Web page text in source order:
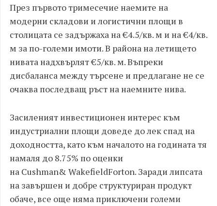
През първото тримесечие наемите на
модерни складови и логистични площи в
столицата се задържаха на €4.5/кв. м и на €4/кв.
м за по-големи имоти. В района на летището
нивата надхвърлят €5/кв. м. Въпреки
дисбаланса между търсене и предлагане не се
очаква последващ ръст на наемните нива.
Засиленият инвестиционен интерес към
индустриални площи доведе до лек спад на
доходността, като към началото на годината тя
намаля до 8.75% по оценки
на Cushman& WakefieldForton. Заради липсата
на завършен и добре структуриран продукт
обаче, все още няма приключени големи